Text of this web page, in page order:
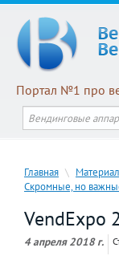
Портал №1 про
Главная \
Скромные, но
VendExpo
4 апреля 2018 г.